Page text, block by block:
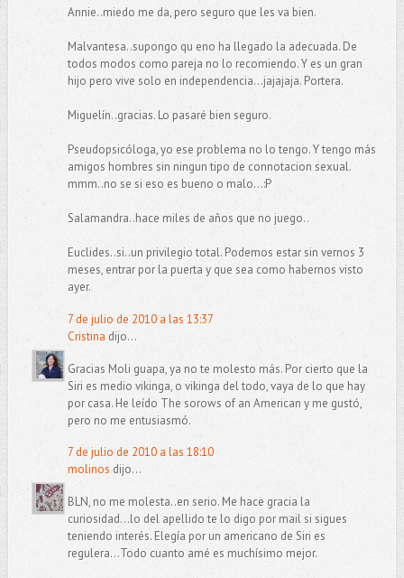
Annie..miedo me da, pero seguro que les va bien.
Malvantesa..supongo qu eno ha llegado la adecuada. De
todos modos como pareja no lo recomiendo. Y es un gran
hijo pero vive solo en independencia...jajajaja. Portera.
Miguelín..gracias. Lo pasaré bien seguro.
Pseudopsicóloga, yo ese problema no lo tengo. Y tengo más
amigos hombres sin ningun tipo de connotacion sexual.
mmm..no se si eso es bueno o malo...:P
Salamandra..hace miles de años que no juego..
Euclides..si..un privilegio total. Podemos estar sin vernos 3
meses, entrar por la puerta y que sea como habernos visto
ayer.
7 de julio de 2010 a las 13:37
Cristina dijo...
Gracias Moli guapa, ya no te molesto más. Por cierto que la
Siri es medio vikinga, o vikinga del todo, vaya de lo que hay
por casa. He leído The sorows of an American y me gustó,
pero no me entusiasmó.
7 de julio de 2010 a las 18:10
molinos dijo...
BLN, no me molesta..en serio. Me hace gracia la
curiosidad...lo del apellido te lo digo por mail si sigues
teniendo interés. Elegía por un americano de Siri es
regulera...Todo cuanto amé es muchísimo mejor.